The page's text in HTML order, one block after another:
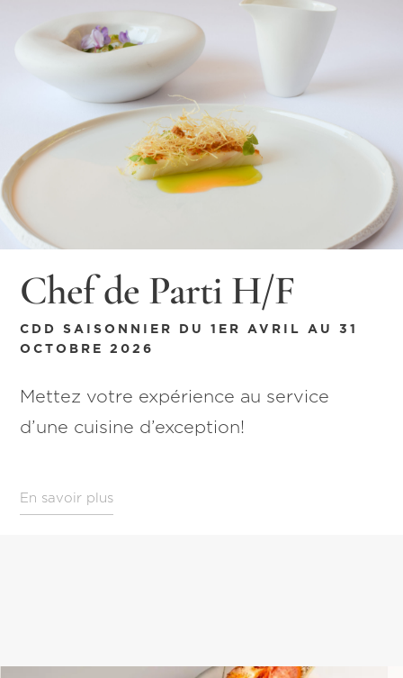
Chef de Parti H/F
CDD SAISONNIER DU 1ER AVRIL AU 31
OCTOBRE 2026
Mettez votre expérience au service
d’une cuisine d’exception!
En savoir plus